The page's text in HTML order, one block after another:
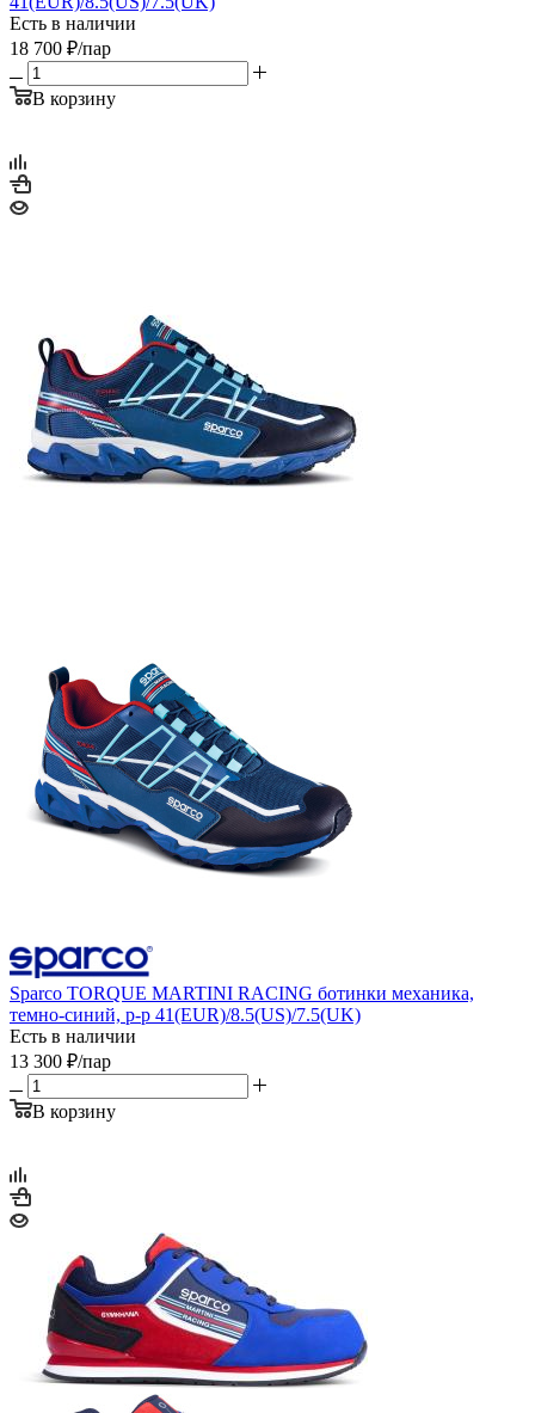
Есть в наличии
18 700 ₽/пар
В корзину
Sparco TORQUE MARTINI RACING ботинки механика,
темно-синий, р-р 41(EUR)/8.5(US)/7.5(UK)
Есть в наличии
13 300 ₽/пар
В корзину